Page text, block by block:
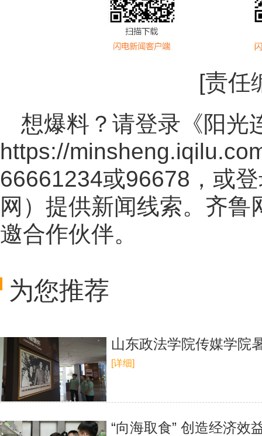
[责任
想爆料？请登录《阳光
https://
66661234或96678，或
网 ）提供新闻线索。齐鲁
邀合作伙伴。
为您推荐
山东政法学院传媒学院
[详细]
“向海取食” 创造经济